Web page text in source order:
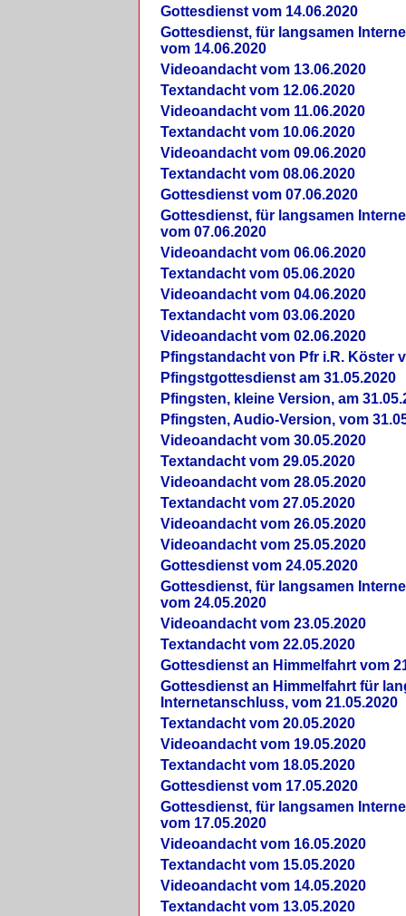
Gottesdienst vom 14.06.2020
Gottesdienst, für langsamen
vom 14.06.2020
Videoandacht vom 13.06.2020
Textandacht vom 12.06.2020
Videoandacht vom 11.06.2020
Textandacht vom 10.06.2020
Videoandacht vom 09.06.2020
Textandacht vom 08.06.2020
Gottesdienst vom 07.06.2020
Gottesdienst, für langsamen
vom 07.06.2020
Videoandacht vom 06.06.2020
Textandacht vom 05.06.2020
Videoandacht vom 04.06.2020
Textandacht vom 03.06.2020
Videoandacht vom 02.06.2020
Pfingstandacht von Pfr i.R. Köster
Pfingstgottesdienst am 31.05.2020
Pfingsten, kleine Version, am
Pfingsten, Audio-Version, vom
Videoandacht vom 30.05.2020
Textandacht vom 29.05.2020
Videoandacht vom 28.05.2020
Textandacht vom 27.05.2020
Videoandacht vom 26.05.2020
Videoandacht vom 25.05.2020
Gottesdienst vom 24.05.2020
Gottesdienst, für langsamen
vom 24.05.2020
Videoandacht vom 23.05.2020
Textandacht vom 22.05.2020
Gottesdienst an Himmelfahrt vom
Gottesdienst an Himmelfahrt für
Internetanschluss, vom 21.05.2020
Textandacht vom 20.05.2020
Videoandacht vom 19.05.2020
Textandacht vom 18.05.2020
Gottesdienst vom 17.05.2020
Gottesdienst, für langsamen
vom 17.05.2020
Videoandacht vom 16.05.2020
Textandacht vom 15.05.2020
Videoandacht vom 14.05.2020
Textandacht vom 13.05.2020